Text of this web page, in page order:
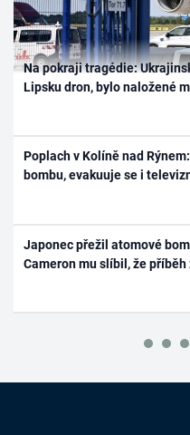
Na pokraji tragédie:
Lipsku dron, bylo naložené
Poplach v Kolíně nad
bombu, evakuuje se i
Japonec přežil atomové
Cameron mu slíbil, že